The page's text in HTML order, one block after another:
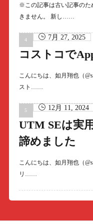
※この記事は古い記事のた
きません。 新し……
7月 27, 2025
コストコで
こんにちは、如月翔也（
スト……
12月 11, 2024
UTM SEは実
諦めました
こんにちは、如月翔也（
リ……